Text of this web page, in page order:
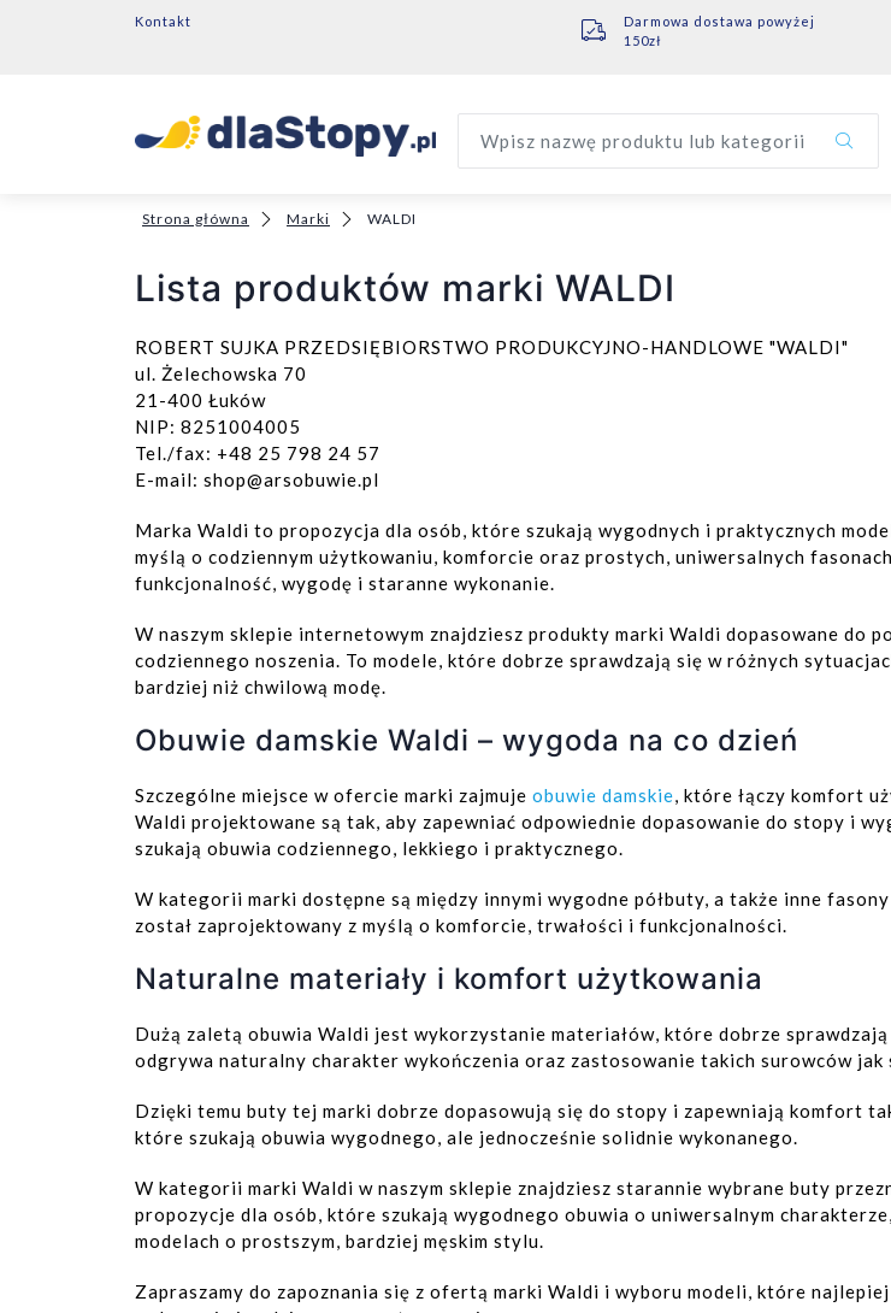
Kontakt
Darmowa dostawa powyżej
150zł
Wpisz nazwę produktu lub kategorii
Strona główna Marki WALDI
Lista produktów marki WALDI
ROBERT SUJKA PRZEDSIĘBIORSTWO PRODUKCYJNO-HANDLOWE "WALDI"
ul. Żelechowska 70
21-400 Łuków
NIP: 8251004005
Tel./fax: +48 25 798 24 57
E-mail: shop@arsobuwie.pl
Marka Waldi to propozycja dla osób, które szukają wygodnych i praktycznych
myślą o codziennym użytkowaniu, komforcie oraz prostych, uniwersalnych
funkcjonalność, wygodę i staranne wykonanie.
W naszym sklepie internetowym znajdziesz produkty marki Waldi dopasowane do
codziennego noszenia. To modele, które dobrze sprawdzają się w różnych
bardziej niż chwilową modę.
Obuwie damskie Waldi – wygoda na co dzień
Szczególne miejsce w ofercie marki zajmuje obuwie damskie, które łączy komfort
Waldi projektowane są tak, aby zapewniać odpowiednie dopasowanie do stopy i
szukają obuwia codziennego, lekkiego i praktycznego.
W kategorii marki dostępne są między innymi wygodne półbuty, a także inne
został zaprojektowany z myślą o komforcie, trwałości i funkcjonalności.
Naturalne materiały i komfort użytkowania
Dużą zaletą obuwia Waldi jest wykorzystanie materiałów, które dobrze
odgrywa naturalny charakter wykończenia oraz zastosowanie takich surowców
Dzięki temu buty tej marki dobrze dopasowują się do stopy i zapewniają komfort
które szukają obuwia wygodnego, ale jednocześnie solidnie wykonanego.
W kategorii marki Waldi w naszym sklepie znajdziesz starannie wybrane buty
propozycje dla osób, które szukają wygodnego obuwia o uniwersalnym
modelach o prostszym, bardziej męskim stylu.
Zapraszamy do zapoznania się z ofertą marki Waldi i wyboru modeli, które